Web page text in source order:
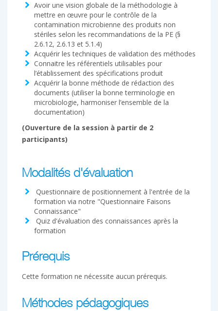
Avoir une vision globale de la méthodologie à
mettre en œuvre pour le contrôle de la
contamination microbienne des produits non
stériles selon les recommandations de la PE (§
2.6.12, 2.6.13 et 5.1.4)
Acquérir les techniques de validation des méthodes
Connaitre les référentiels utilisables pour
l’établissement des spécifications produit
Acquérir la bonne méthode de rédaction des
documents (utiliser la bonne terminologie en
microbiologie, harmoniser l’ensemble de la
documentation)
(Ouverture de la session à partir de 2
participants)
Modalités d'évaluation
Questionnaire de positionnement à l'entrée de la
formation via notre "Questionnaire Faisons
Connaissance"
Quiz d'évaluation des connaissances après la
formation
Prérequis
Cette formation ne nécessite aucun prérequis.
Méthodes pédagogiques